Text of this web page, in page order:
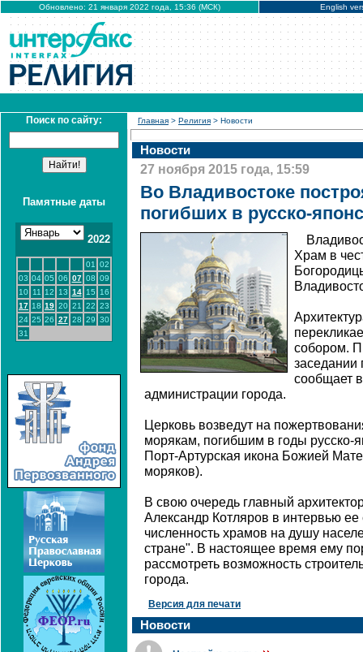
Обновлено: 21 января 2022 года, 15:36 (МСК) English
Поиск по сайту:
Памятные даты
2022
01
02
03 04 05 06 07 08 09
10
11 12 13 14 15
16
17 18 19 20 21 22 23
24 25 26 27 28 29 30
31
Главная > Религия > Новости
Новости
27 ноября 2015 года, 15:59
Во Владивостоке
погибших в русско-
Храм в
собором.
заседании
сообщает
администрации города.
Церковь возведут на
морякам, погибшим в годы русско-
Порт-Артурская икона Божией
моряков).
В свою очередь главный
Александр Котляров в интервью ее
численность храмов на душу
стране". В настоящее время ему
рассмотреть возможность
города.
Версия для печати
Новости